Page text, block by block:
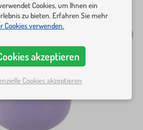
Cookies, um Ihnen ein
zu bieten. Erfahren Sie mehr
Cookies verwenden.
akzeptieren
Cookies akzeptieren